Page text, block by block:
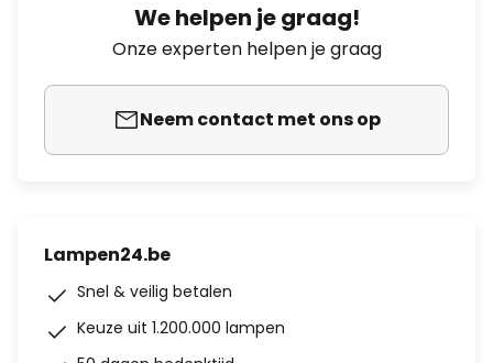
We helpen je graag!
Onze experten helpen je graag
Neem contact met ons op
Lampen24.be
Snel & veilig betalen
Keuze uit 1.200.000 lampen